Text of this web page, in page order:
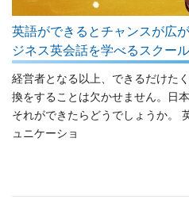
英語ができるとチャンスが広
ジネス英会話を学べるスクー
経営者となる以上、できるだけた
換をすることは欠かせません。日
それができたらどうでしょうか。
ュニケーショ